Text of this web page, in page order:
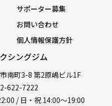
シングジム
南町3-8 第2原嶋ビル1F
622-7222
/ 日・祝 14:00〜19:00
サポーター募集
お問い合わせ
個人情報保護方針